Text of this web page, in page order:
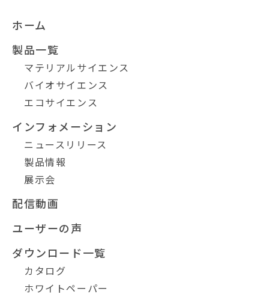
ホーム
製品一覧
マテリアルサイエンス
バイオサイエンス
エコサイエンス
インフォメーション
ニュースリリース
製品情報
展示会
配信動画
ユーザーの声
ダウンロード一覧
カタログ
ホワイトペーパー